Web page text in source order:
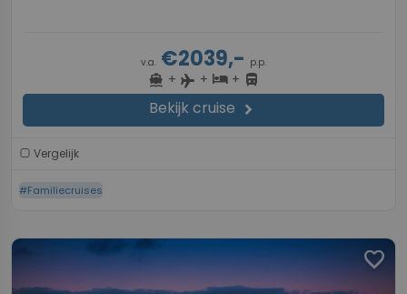
v.a. €2039,- p.p.
directions_boat + flight + hotel+ directions_bus
Bekijk cruise chevron_right
Vergelijk
#Familiecruises
favorite